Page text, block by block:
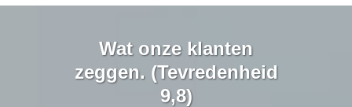
Wat onze klanten
zeggen. (Tevredenheid
9,8)